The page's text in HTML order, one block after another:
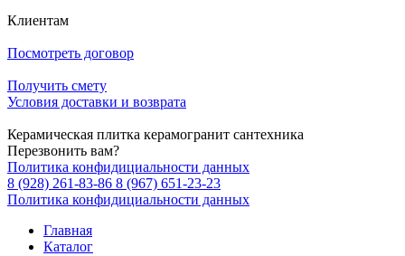
Клиентам
Посмотреть договор
Получить смету
Условия доставки и возврата
Керамическая плитка керамогранит сантехника
Перезвонить вам?
Политика конфидициальности данных
8 (928) 261-83-86 8 (967) 651-23-23
Политика конфидициальности данных
Главная
Каталог